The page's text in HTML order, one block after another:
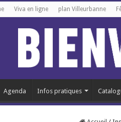
Viva en ligne plan Villeurbanne
Agenda Infos pratiques